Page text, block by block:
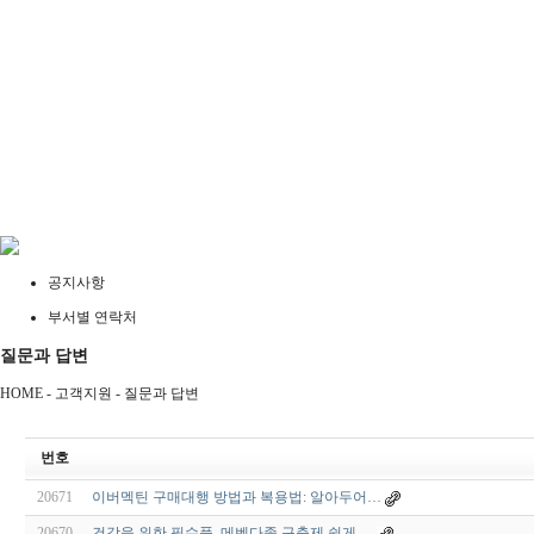
공지사항
부서별 연락처
질문과 답변
HOME - 고객지원 - 질문과 답변
번호
20671 이버멕틴 구매대행 방법과 복용법: 알아두어…